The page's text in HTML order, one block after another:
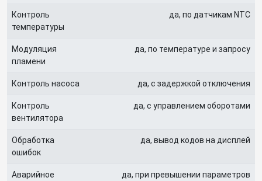
Контроль
температуры
да, по датчикам NTC
Модуляция
пламени
да, по температуре и запросу
Контроль насоса да, с задержкой отключения
Контроль
вентилятора
да, с управлением оборотами
Обработка
ошибок
да, вывод кодов на дисплей
Аварийное
да, при превышении параметров